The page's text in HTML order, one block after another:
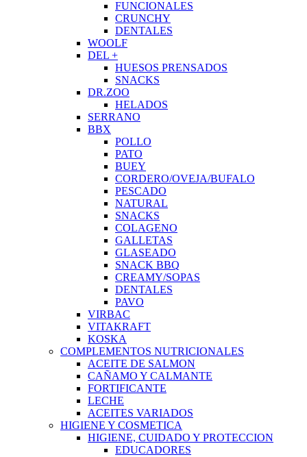
FUNCIONALES
CRUNCHY
DENTALES
WOOLF
DEL +
HUESOS PRENSADOS
SNACKS
DR.ZOO
HELADOS
SERRANO
BBX
POLLO
PATO
BUEY
CORDERO/OVEJA/BUFALO
PESCADO
NATURAL
SNACKS
COLAGENO
GALLETAS
GLASEADO
SNACK BBQ
CREAMY/SOPAS
DENTALES
PAVO
VIRBAC
VITAKRAFT
KOSKA
COMPLEMENTOS NUTRICIONALES
ACEITE DE SALMON
CAÑAMO Y CALMANTE
FORTIFICANTE
LECHE
ACEITES VARIADOS
HIGIENE Y COSMETICA
HIGIENE, CUIDADO Y PROTECCION
EDUCADORES